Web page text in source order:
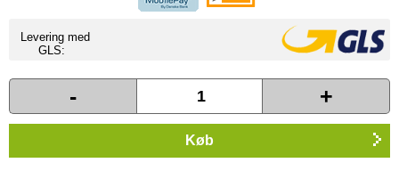
Levering med
GLS:
- +
Køb